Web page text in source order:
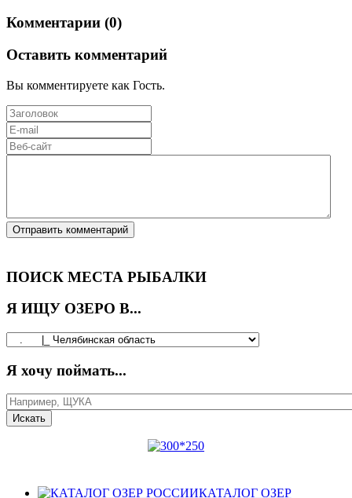
Комментарии (0)
Оставить комментарий
Вы комментируете как Гость.
ПОИСК МЕСТА РЫБАЛКИ
Я ИЩУ ОЗЕРО В...
Я хочу поймать...
КАТАЛОГ ОЗЕР